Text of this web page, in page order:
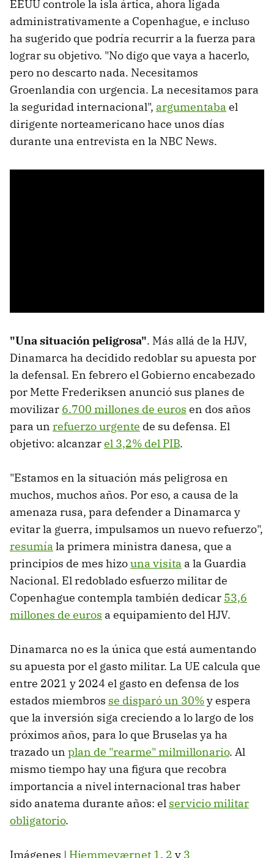
EEUU controle la isla ártica, ahora ligada
administrativamente a Copenhague, e incluso
ha sugerido que podría recurrir a la fuerza para
lograr su objetivo. "No digo que vaya a hacerlo,
pero no descarto nada. Necesitamos
Groenlandia con urgencia. La necesitamos para
la seguridad internacional", argumentaba el
dirigente norteamericano hace unos días
durante una entrevista en la NBC News.
"Una situación peligrosa". Más allá de la HJV,
Dinamarca ha decidido redoblar su apuesta por
la defensal. En febrero el Gobierno encabezado
por Mette Frederiksen anunció sus planes de
movilizar 6.700 millones de euros en dos años
para un refuerzo urgente de su defensa. El
objetivo: alcanzarel 3,2% del PIB.
"Estamos en la situación más peligrosa en
muchos, muchos años. Por eso, a causa de la
amenaza rusa, para defender a Dinamarca y
evitar la guerra, impulsamos un nuevo refuerzo",
resumía la primera ministra danesa, que a
principios de mes hizouna visita a la Guardia
Nacional. El redoblado esfuerzo militar de
Copenhague contempla también dedicar 53,6
millones de euros a equipamiento del HJV.
Dinamarca no es la única que está aumentando
su apuesta por el gasto militar. La UE calcula que
entre 2021 y 2024 el gasto en defensa de los
estados miembros se disparó un 30%y espera
que la inversión siga creciendo a lo largo de los
próximos años, para lo que Bruselas ya ha
trazado un plan de "rearme" milmillonario. Al
mismo tiempo hay una figura que recobra
importancia a nivel internacional tras haber
sido anatema durante años: el servicio militar
obligatorio.
Imágenes | Hjemmeværnet 1, 2 y 3